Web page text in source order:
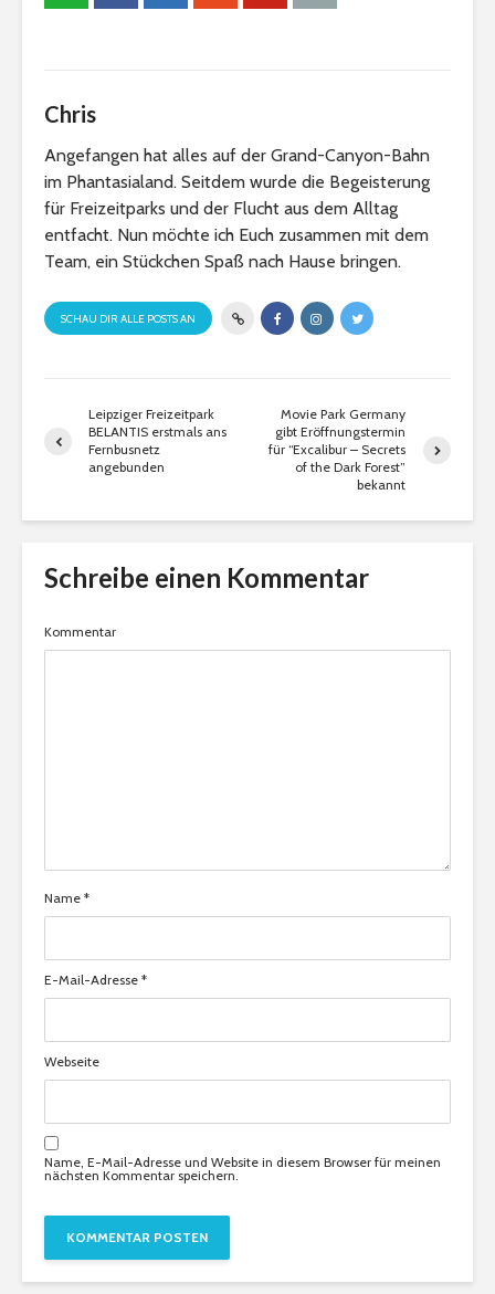
Chris
Angefangen hat alles auf der Grand-Canyon-Bahn
im Phantasialand. Seitdem wurde die Begeisterung
für Freizeitparks und der Flucht aus dem Alltag
entfacht. Nun möchte ich Euch zusammen mit dem
Team, ein Stückchen Spaß nach Hause bringen.
SCHAU DIR ALLE POSTS AN
Leipziger Freizeitpark
BELANTIS erstmals ans
Fernbusnetz
angebunden
Movie Park Germany
gibt Eröffnungstermin
für “Excalibur – Secrets
of the Dark Forest”
bekannt
Schreibe einen Kommentar
Kommentar
Name *
E-Mail-Adresse *
Webseite
Name, E-Mail-Adresse und Website in diesem Browser für meinen
nächsten Kommentar speichern.